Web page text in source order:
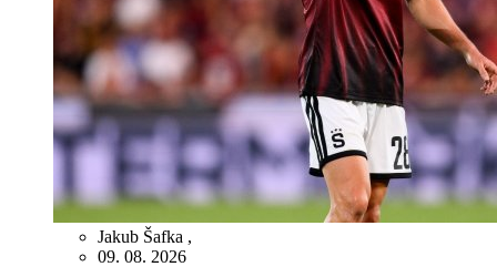
Jakub Šafka ,
09. 08. 2026